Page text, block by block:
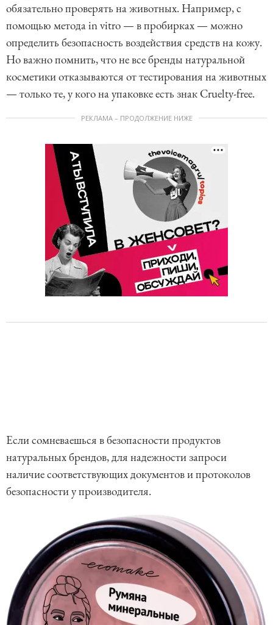
обязательно проверять на животных. Например, с
помощью метода in vitro — в пробирках — можно
определить безопасность воздействия средств на кожу.
Но важно помнить, что не все бренды натуральной
косметики отказываются от тестирования на животных
— только те, у кого на упаковке есть знак Cruelty-free.
РЕКЛАМА – ПРОДОЛЖЕНИЕ НИЖЕ
Если сомневаешься в безопасности продуктов
натуральных брендов, для надежности запроси
наличие соответствующих документов и протоколов
безопасности у производителя.